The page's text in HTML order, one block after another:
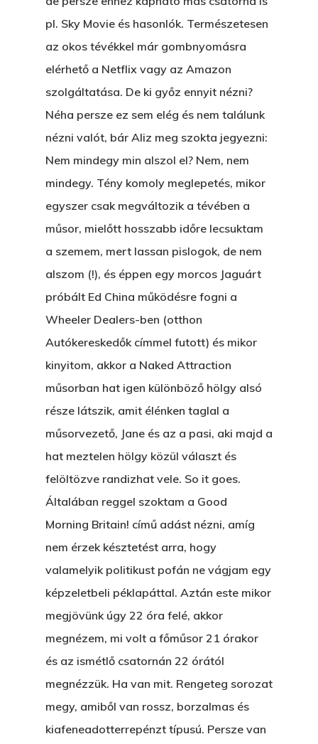
pl. Sky Movie és hasonlók. Természetesen
az okos tévékkel már gombnyomásra
elérhető a Netflix vagy az Amazon
szolgáltatása. De ki győz ennyit nézni?
Néha persze ez sem elég és nem találunk
nézni valót, bár Aliz meg szokta jegyezni:
Nem mindegy min alszol el? Nem, nem
mindegy. Tény komoly meglepetés, mikor
egyszer csak megváltozik a tévében a
műsor, mielőtt hosszabb időre lecsuktam
a szemem, mert lassan pislogok, de nem
alszom (!), és éppen egy morcos Jaguárt
próbált Ed China működésre fogni a
Wheeler Dealers-ben (otthon
Autókereskedők címmel futott) és mikor
kinyitom, akkor a Naked Attraction
műsorban hat igen különböző hölgy alsó
része látszik, amit élénken taglal a
műsorvezető, Jane és az a pasi, aki majd a
hat meztelen hölgy közül választ és
felöltözve randizhat vele. So it goes.
Általában reggel szoktam a Good
Morning Britain! című adást nézni, amíg
nem érzek késztetést arra, hogy
valamelyik politikust pofán ne vágjam egy
képzeletbeli péklapáttal. Aztán este mikor
megjövünk úgy 22 óra felé, akkor
megnézem, mi volt a főműsor 21 órakor
és az ismétlő csatornán 22 órától
megnézzük. Ha van mit. Rengeteg sorozat
megy, amiből van rossz, borzalmas és
kiafeneadotterrepénzt típusú. Persze van